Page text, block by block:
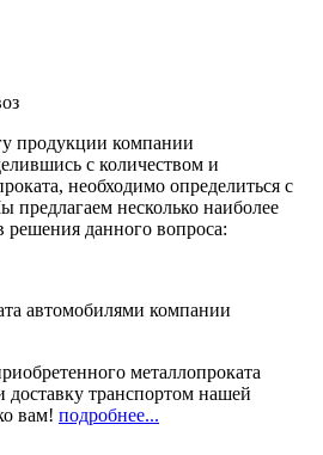
продукции компании
с количеством и
необходимо определиться с
предлагаем несколько наиболее
решения данного вопроса:
автомобилями компании
металлопроката
доставку транспортом нашей
вам! подробнее...